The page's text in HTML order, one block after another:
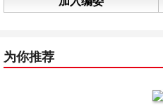
为你推荐